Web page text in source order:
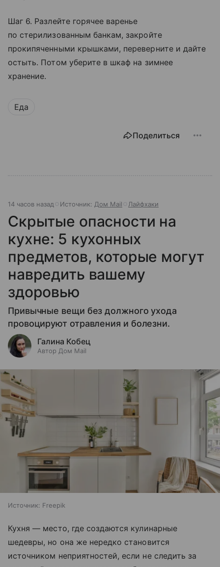
Шаг 6. Разлейте горячее варенье
по стерилизованным банкам, закройте
прокипяченными крышками, переверните и дайте
остыть. Потом уберите в шкаф на зимнее
хранение.
Еда
Поделиться
14 часов назад Источник: Дом Mail Лайфхаки
Скрытые опасности на
кухне: 5 кухонных
предметов, которые могут
навредить вашему
здоровью
Привычные вещи без должного ухода
провоцируют отравления и болезни.
Галина Кобец
Автор Дом Mail
Источник: Freepik
Кухня — место, где создаются кулинарные
шедевры, но она же нередко становится
источником неприятностей, если не следить за